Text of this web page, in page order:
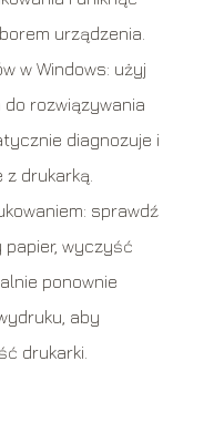
urządzenia.
w Windows: użyj
rozwiązywania
diagnozuje i
z drukarką.
sprawdź
papier, wyczyść
ponownie
aby
drukarki.